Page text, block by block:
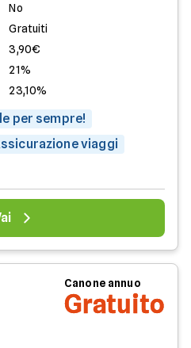
No
Gratuiti
3,90€
21%
23,10%
per sempre!
viaggi
Canone annuo
Gratuito